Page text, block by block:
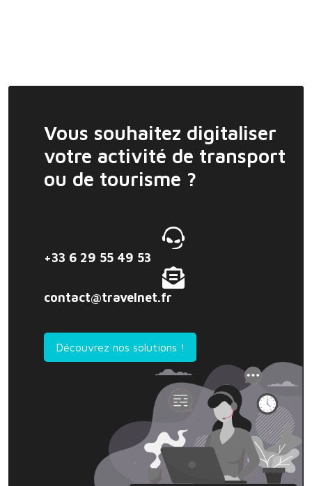
Vous souhaitez digitaliser
votre activité de transport
ou de tourisme ?
+33 6 29 55 49 53
contact@travelnet.fr
Découvrez nos solutions !